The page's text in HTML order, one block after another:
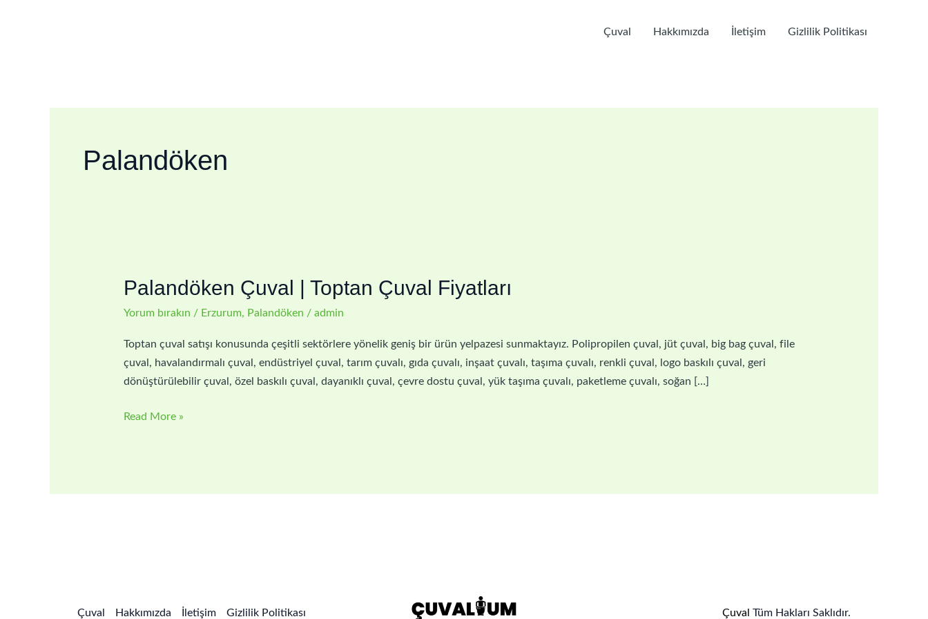
Çuval Hakkımızda İletişim Gizlilik Politikası
Palandöken
Palandöken Çuval | Toptan Çuval Fiyatları
Yorum bırakın / Erzurum, Palandöken / admin
Toptan çuval satışı konusunda çeşitli sektörlere yönelik geniş bir ürün yelpazesi sunmaktayız. Polipropilen çuval, jüt çuval, big bag çuval, file
çuval, havalandırmalı çuval, endüstriyel çuval, tarım çuvalı, gıda çuvalı, inşaat çuvalı, taşıma çuvalı, renkli çuval, logo baskılı çuval, geri
dönüştürülebilir çuval, özel baskılı çuval, dayanıklı çuval, çevre dostu çuval, yük taşıma çuvalı, paketleme çuvalı, soğan […]
Palandöken
Toptan
Çuval
Fiyatları
Read More »
Çuval Hakkımızda İletişim Gizlilik Politikası Çuval Tüm Hakları Saklıdır.